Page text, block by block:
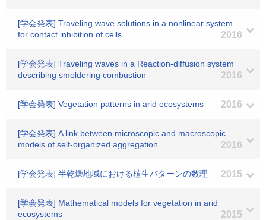
[学会発表] Traveling wave solutions in a nonlinear system
for contact inhibition of cells
2016
[学会発表] Traveling waves in a Reaction-diffusion system
describing smoldering combustion
2016
[学会発表] Vegetation patterns in arid ecosystems 2016
[学会発表] A link between microscopic and macroscopic
models of self-organized aggregation
2016
[学会発表] 半乾燥地域における植生パターンの数理 2015
[学会発表] Mathematical models for vegetation in arid
ecosystems
2015